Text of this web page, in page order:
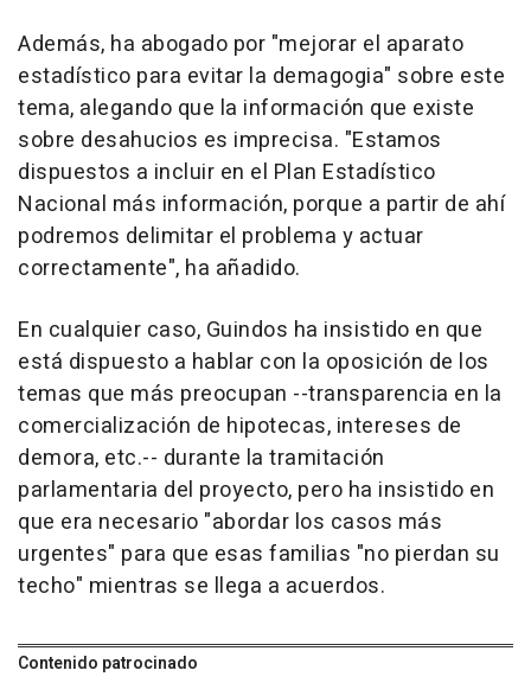
Además, ha abogado por "mejorar el aparato
estadístico para evitar la demagogia" sobre este
tema, alegando que la información que existe
sobre desahucios es imprecisa. "Estamos
dispuestos a incluir en el Plan Estadístico
Nacional más información, porque a partir de ahí
podremos delimitar el problema y actuar
correctamente", ha añadido.
En cualquier caso, Guindos ha insistido en que
está dispuesto a hablar con la oposición de los
temas que más preocupan --transparencia en la
comercialización de hipotecas, intereses de
demora, etc.-- durante la tramitación
parlamentaria del proyecto, pero ha insistido en
que era necesario "abordar los casos más
urgentes" para que esas familias "no pierdan su
techo" mientras se llega a acuerdos.
Contenido patrocinado